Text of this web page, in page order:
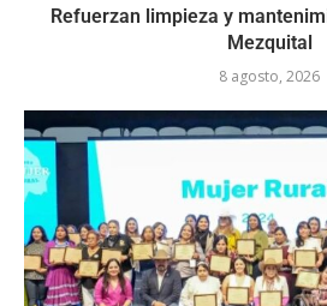
Refuerzan limpieza y
Mezquital
8 agosto, 2026